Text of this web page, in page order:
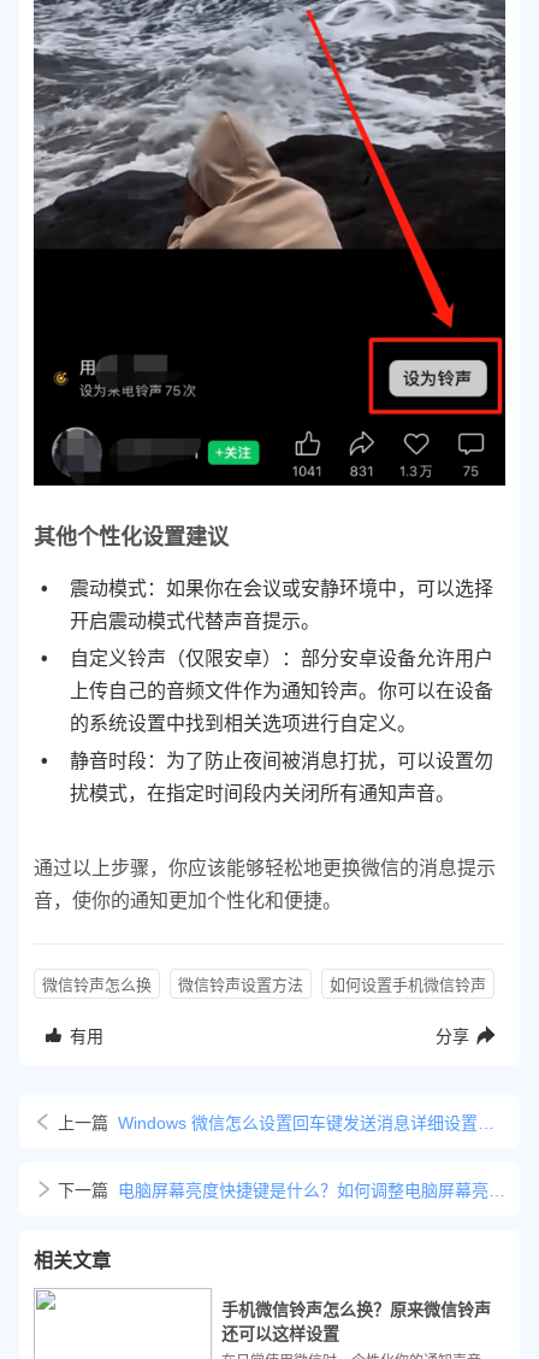
其他个性化设置建议
震动模式：如果你在会议或安静环境中，可以选择
开启震动模式代替声音提示。
自定义铃声（仅限安卓）：部分安卓设备允许用户
上传自己的音频文件作为通知铃声。你可以在设备
的系统设置中找到相关选项进行自定义。
静音时段：为了防止夜间被消息打扰，可以设置勿
扰模式，在指定时间段内关闭所有通知声音。
通过以上步骤，你应该能够轻松地更换微信的消息提示
音，使你的通知更加个性化和便捷。
微信铃声怎么换 微信铃声设置方法 如何设置手机微信铃声
有用 分享
上一篇
下一篇
相关文章
手机微信铃声怎么换？原来微信铃声
还可以这样设置